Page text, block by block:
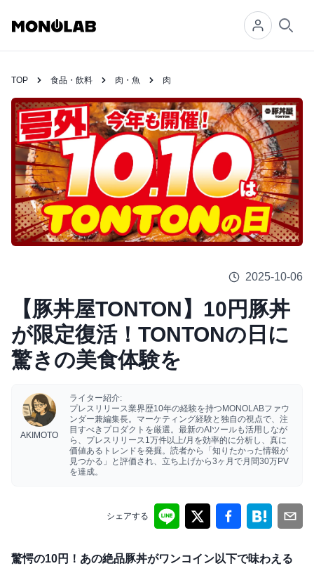
TOP 食品・飲料 肉・魚 肉
2025-10-06
【豚丼屋TONTON】10円豚丼
が限定復活！TONTONの日に
驚きの美食体験を
AKIMOTO
ライター紹介:
プレスリリース業界歴10年の経験を持つMONOLABファウ
ンダー兼編集長。マーケティング経験と独自の視点で、注
目すべきプロダクトを厳選。最新のAIツールも活用しなが
ら、プレスリリース1万件以上/月を効率的に分析し、真に
価値あるトレンドを発掘。読者から「知りたかった情報が
見つかる」と評価され、立ち上げから3ヶ月で月間30万PV
を達成。
シェアする
驚愕の10円！あの絶品豚丼がワンコイン以下で味わえる